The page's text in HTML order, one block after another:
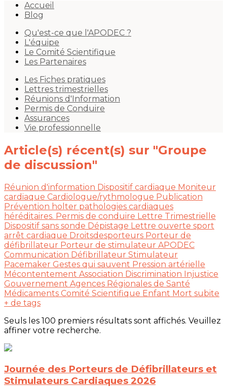
Accueil
Blog
Qu'est-ce que l'APODEC ?
L'équipe
Le Comité Scientifique
Les Partenaires
Les Fiches pratiques
Lettres trimestrielles
Réunions d'Information
Permis de Conduire
Assurances
Vie professionnelle
Article(s) récent(s) sur "Groupe
de discussion"
Réunion d'information Dispositif cardiaque Moniteur
cardiaque Cardiologue/rythmologue Publication
Prévention holter pathologies cardiaques
héréditaires. Permis de conduire Lettre Trimestrielle
Dispositif sans sonde Dépistage Lettre ouverte sport
arrêt cardiaque Droitsdesporteurs Porteur de
défibrillateur Porteur de stimulateur APODEC
Communication Défibrillateur Stimulateur
Pacemaker Gestes qui sauvent Pression artérielle
Mécontentement Association Discrimination Injustice
Gouvernement Agences Régionales de Santé
Médicaments Comité Scientifique Enfant Mort subite
+ de tags
Seuls les 100 premiers résultats sont affichés. Veuillez
affiner votre recherche.
Journée des Porteurs de Défibrillateurs et
Stimulateurs Cardiaques 2026